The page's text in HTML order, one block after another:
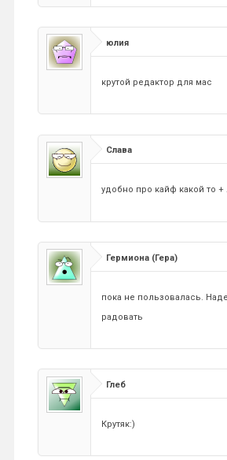
юлия
крутой редактор для мас
Слава
удобно про кайф какой то +
Гермиона (Гера)
пока не пользовалась.
радовать
Глеб
Крутяк:)